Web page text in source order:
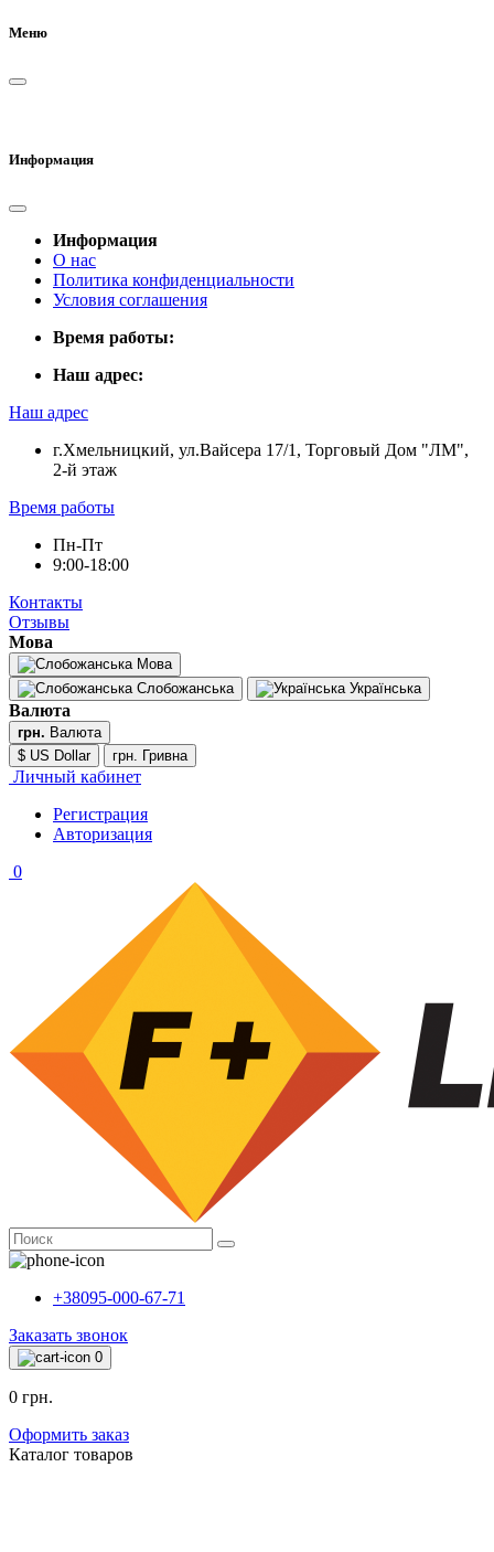
Меню
Информация
Информация
О нас
Политика конфиденциальности
Условия соглашения
Время работы:
Наш адрес:
Наш адрес
г.Хмельницкий, ул.Вайсера 17/1, Торговый Дом "ЛМ",
2-й этаж
Время работы
Пн-Пт
9:00-18:00
Контакты
Отзывы
Мова
Мова
Слобожанська
Українська
Валюта
грн. Валюта
$ US Dollar
грн. Гривна
Личный кабинет
Регистрация
Авторизация
0
+38095-000-67-71
Заказать звонок
0
0 грн.
Оформить заказ
Каталог товаров